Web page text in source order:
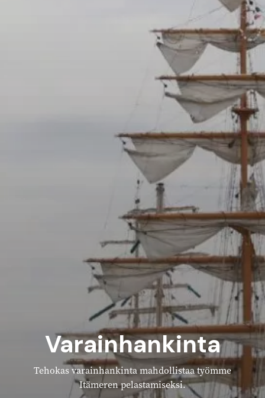
Varainhankinta
Tehokas varainhankinta mahdollistaa työmme
Itämeren pelastamiseksi.